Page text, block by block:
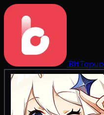
BitTopup